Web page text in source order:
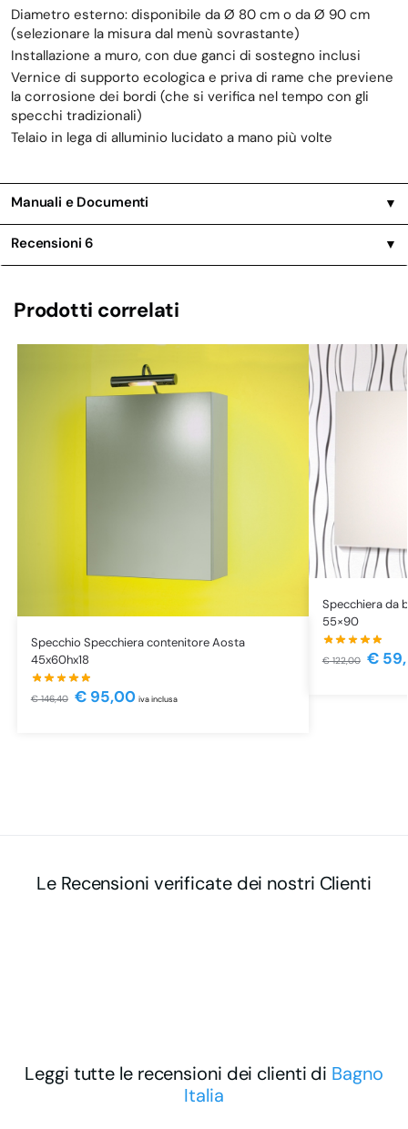
Diametro esterno: disponibile da Ø 80 cm o da Ø 90 cm
(selezionare la misura dal menù sovrastante)
Installazione a muro, con due ganci di sostegno inclusi
Vernice di supporto ecologica e priva di rame che previene
la corrosione dei bordi (che si verifica nel tempo con gli
specchi tradizionali)
Telaio in lega di alluminio lucidato a mano più volte
Manuali e Documenti ▼
Recensioni6 ▼
Prodotti correlati
Specchio Specchiera contenitore Aosta
45x60hx18
€146,40 €95,00 iva inclusa
Specchiera da
55×90
€122,00 €
Le Recensioni verificate dei nostri Clienti
Leggi tutte le recensioni dei clienti di Bagno
Italia